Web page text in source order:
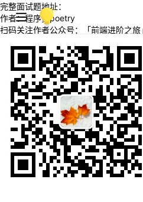
完整面试题地址：
作者：程序员poetry
扫码关注作者公众号：「前端进阶之